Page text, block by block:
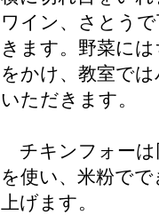
ワイン、さとう
きます。野菜に
をかけ、教室で
いただきます。
チキンフォーは
を使い、米粉で
上げます。